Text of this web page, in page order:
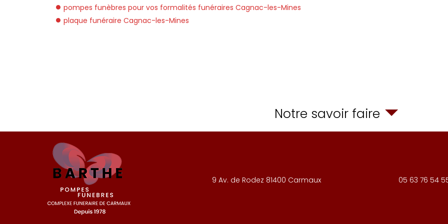
pompes funèbres pour vos formalités funéraires Cagnac-les-Mines
plaque funéraire Cagnac-les-Mines
Notre savoir faire
9 Av. de Rodez 81400 Carmaux 05 63 76 54